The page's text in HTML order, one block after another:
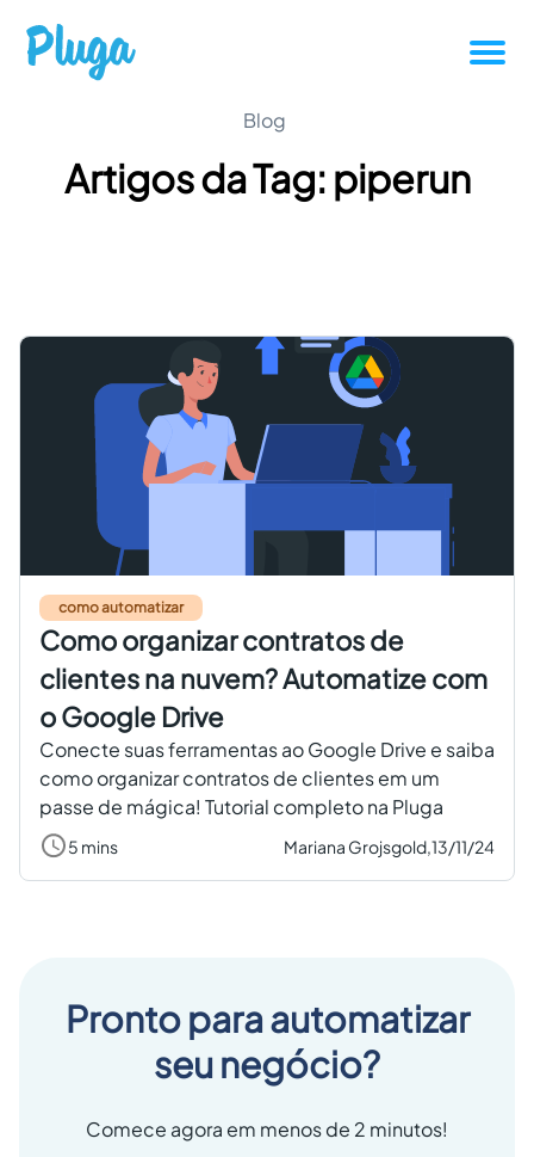
Tutoriais
Produtividade
Entrar
PT
Blog
Artigos da Tag: piperun
como automatizar
Como organizar contratos de
clientes na nuvem? Automatize com
o Google Drive
Conecte suas ferramentas ao Google Drive e saiba
como organizar contratos de clientes em um
passe de mágica! Tutorial completo na Pluga
5 mins Mariana Grojsgold,13/11/24
Pronto para automatizar
seu negócio?
Comece agora em menos de 2 minutos!